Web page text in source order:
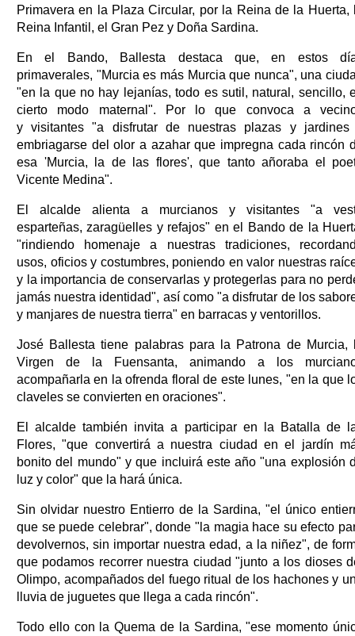
Primavera en la Plaza Circular, por la Reina de la Huerta,
Reina Infantil, el Gran Pez y Doña Sardina.
En el Bando, Ballesta destaca que, en estos
primaverales, "Murcia es más Murcia que nunca", una
"en la que no hay lejanías, todo es sutil, natural, sencillo,
cierto modo maternal". Por lo que convoca a
y visitantes "a disfrutar de nuestras plazas y jardines
embriagarse del olor a azahar que impregna cada rincón
esa 'Murcia, la de las flores', que tanto añoraba el
Vicente Medina".
El alcalde alienta a murcianos y visitantes "a
esparteñas, zaragüelles y refajos" en el Bando de la
"rindiendo homenaje a nuestras tradiciones,
usos, oficios y costumbres, poniendo en valor nuestras
y la importancia de conservarlas y protegerlas para no
jamás nuestra identidad", así como "a disfrutar de los
y manjares de nuestra tierra" en barracas y ventorillos.
José Ballesta tiene palabras para la Patrona de Murcia,
Virgen de la Fuensanta, animando a los
acompañarla en la ofrenda floral de este lunes, "en la que
claveles se convierten en oraciones".
El alcalde también invita a participar en la Batalla de
Flores, "que convertirá a nuestra ciudad en el jardín
bonito del mundo" y que incluirá este año "una explosión
luz y color" que la hará única.
Sin olvidar nuestro Entierro de la Sardina, "el único
que se puede celebrar", donde "la magia hace su efecto
devolvernos, sin importar nuestra edad, a la niñez", de
que podamos recorrer nuestra ciudad "junto a los dioses
Olimpo, acompañados del fuego ritual de los hachones y
lluvia de juguetes que llega a cada rincón".
Todo ello con la Quema de la Sardina, "ese momento